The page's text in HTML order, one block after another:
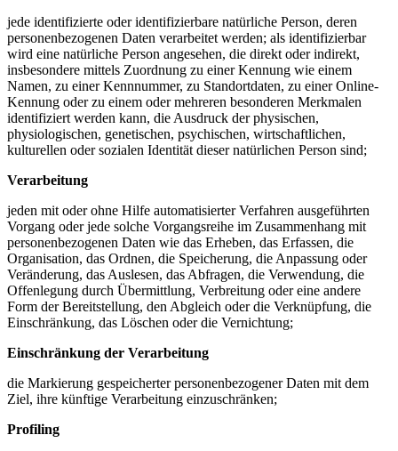
jede identifizierte oder identifizierbare natürliche Person, deren
personenbezogenen Daten verarbeitet werden; als identifizierbar
wird eine natürliche Person angesehen, die direkt oder indirekt,
insbesondere mittels Zuordnung zu einer Kennung wie einem
Namen, zu einer Kennnummer, zu Standortdaten, zu einer Online-
Kennung oder zu einem oder mehreren besonderen Merkmalen
identifiziert werden kann, die Ausdruck der physischen,
physiologischen, genetischen, psychischen, wirtschaftlichen,
kulturellen oder sozialen Identität dieser natürlichen Person sind;
Verarbeitung
jeden mit oder ohne Hilfe automatisierter Verfahren ausgeführten
Vorgang oder jede solche Vorgangsreihe im Zusammenhang mit
personenbezogenen Daten wie das Erheben, das Erfassen, die
Organisation, das Ordnen, die Speicherung, die Anpassung oder
Veränderung, das Auslesen, das Abfragen, die Verwendung, die
Offenlegung durch Übermittlung, Verbreitung oder eine andere
Form der Bereitstellung, den Abgleich oder die Verknüpfung, die
Einschränkung, das Löschen oder die Vernichtung;
Einschränkung der Verarbeitung
die Markierung gespeicherter personenbezogener Daten mit dem
Ziel, ihre künftige Verarbeitung einzuschränken;
Profiling